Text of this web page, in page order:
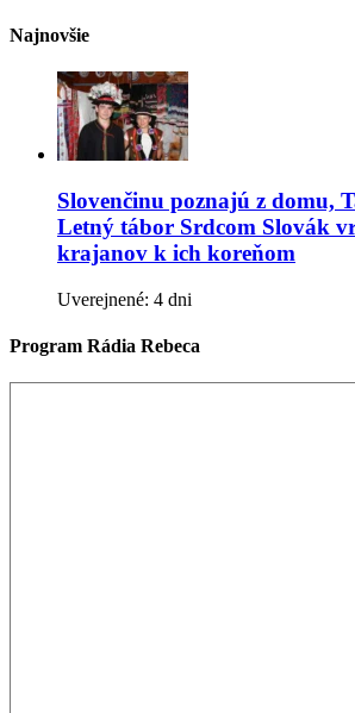
Najnovšie
Slovenčinu poznajú z domu,
Letný tábor Srdcom Slovák
krajanov k ich koreňom
Uverejnené: 4 dni
Program Rádia Rebeca